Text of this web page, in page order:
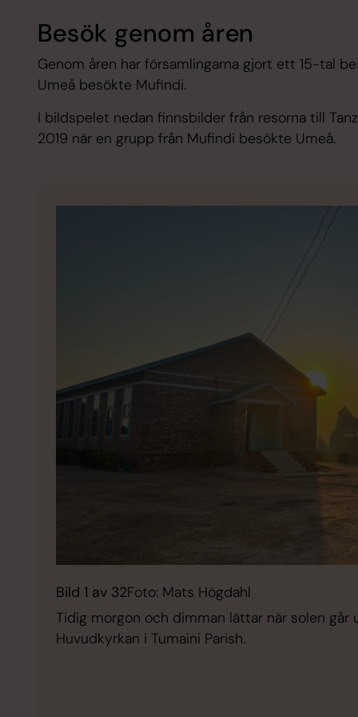
Besök genom åren
Genom åren har församlingarna gjort ett 15-tal
Umeå besökte Mufindi.
I bildspelet nedan finnsbilder från resorna till
2019 när en grupp från Mufindi besökte Umeå.
Bild 1 av 32Foto: Mats Högdahl
Tidig morgon och dimman lättar när solen går
Huvudkyrkan i Tumaini Parish.